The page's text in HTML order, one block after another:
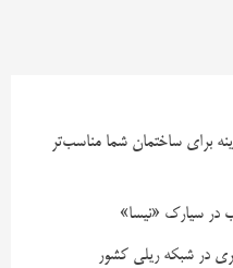
برای ساختمان شما مناسب‌تر
در سیارک «نیسا»
در شبکه ریلی کشور